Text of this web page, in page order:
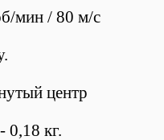
мин / 80 м/с
центр
0,18 кг.